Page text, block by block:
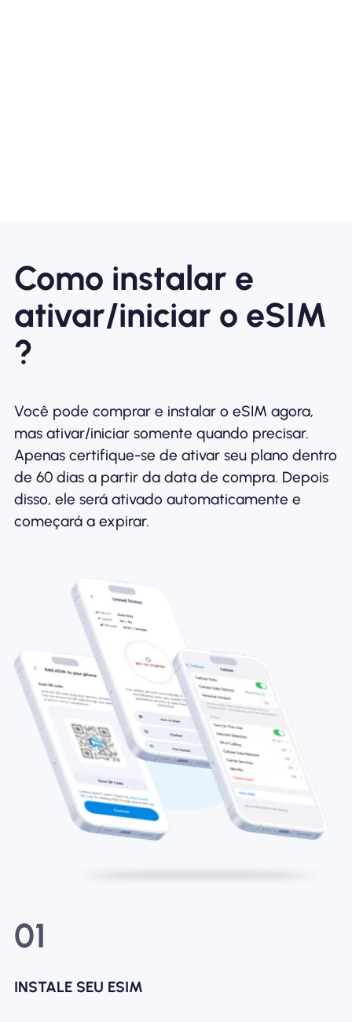
Como instalar e
ativar/iniciar o eSIM
?
Você pode comprar e instalar o eSIM agora,
mas ativar/iniciar somente quando precisar.
Apenas certifique-se de ativar seu plano dentro
de 60 dias a partir da data de compra. Depois
disso, ele será ativado automaticamente e
começará a expirar.
01
INSTALE SEU ESIM